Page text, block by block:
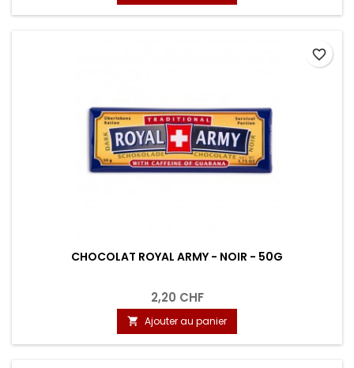
CHOCOLAT ROYAL ARMY - NOIR - 50G
2,20 CHF
 Ajouter au panier
favorite_border